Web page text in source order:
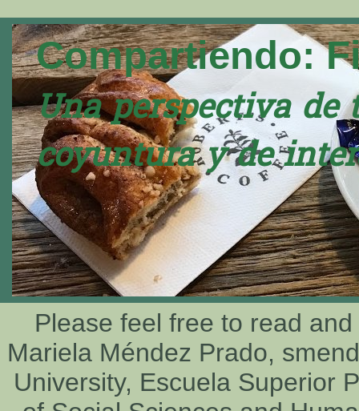
Compartiendo:
Una perspectiva de
coyuntura y de
Please feel free to read
Mariela Méndez Prado,
University, Escuela Superior